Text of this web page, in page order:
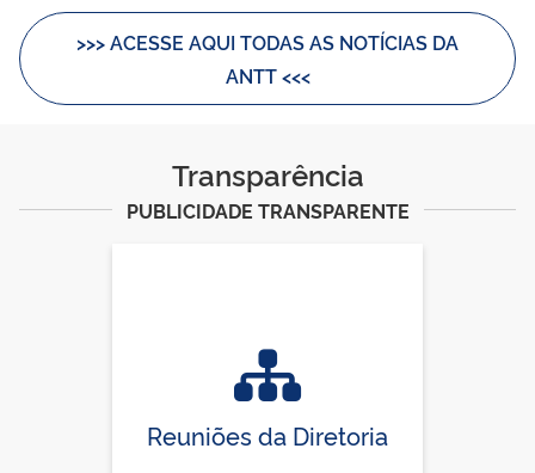
>>> ACESSE AQUI TODAS AS NOTÍCIAS DA
ANTT <<<
Transparência
PUBLICIDADE TRANSPARENTE
Reuniões da Diretoria